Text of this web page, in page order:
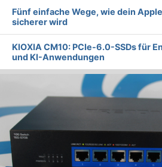
Fünf einfache Wege, wie dein
sicherer wird
KIOXIA CM10: PCIe-6.0-SSDs für
und KI-Anwendungen